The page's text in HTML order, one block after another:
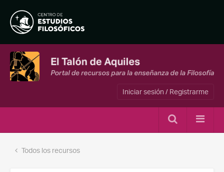
Iniciar sesión / Registrarme
Todos los recursos